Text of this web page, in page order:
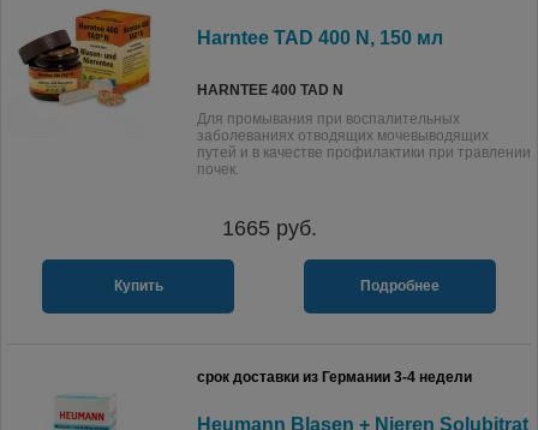
Harntee TAD 400 N, 150 мл
HARNTEE 400 TAD N
Для промывания при воспалительных
заболеваниях отводящих мочевыводящих
путей и в качестве профилактики при травлении
почек.
1665 руб.
Купить Подробнее
срок доставки из Германии 3-4 недели
Heumann Blasen + Nieren Solubitrat